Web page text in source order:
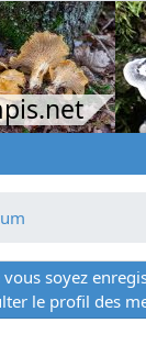
soyez
le profil des